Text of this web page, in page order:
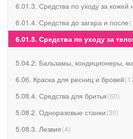
6.01.3. Средства по уходу за кожей
6.01.4. Средства до загара и после(
6.01.5. Средства по уходу за
5.04.2. Бальзамы, кондиционеры,
6.06. Краска для ресниц и бровей(
5.08.4. Средства для бритья(60)
5.08.2. Одноразовые станки(30)
5.08.3. Лезвия(4)